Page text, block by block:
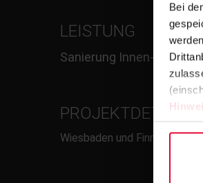
Bei
LEISTUNG
Sanierung Innen- und
PROJEKTDETAILS/
Wiesbaden und Finnland